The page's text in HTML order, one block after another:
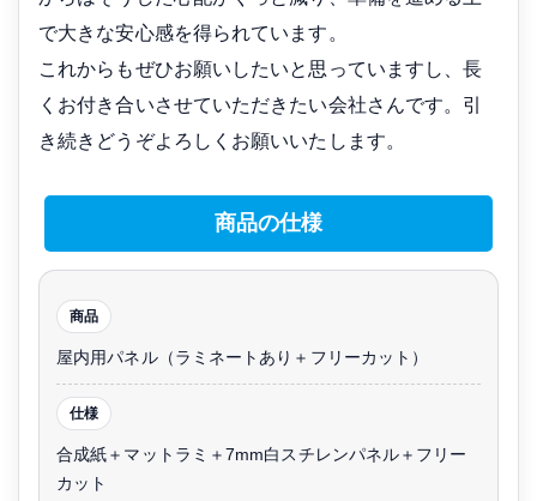
で大きな安心感を得られています。
これからもぜひお願いしたいと思っていますし、長
くお付き合いさせていただきたい会社さんです。引
き続きどうぞよろしくお願いいたします。
商品の仕様
商品
屋内用パネル（ラミネートあり＋フリーカット）
仕様
合成紙＋マットラミ＋7mm白スチレンパネル＋フリー
カット